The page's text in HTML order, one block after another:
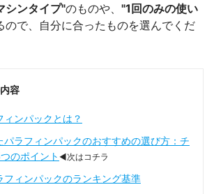
シンタイプ"のものや、 "1回のみの使い
ので、自分に合ったものを選んでくだ
容
ィンパックとは？
パラフィンパックのおすすめの選び方：チ
のポイント ◀次はコチラ
フィンパックのランキング基準